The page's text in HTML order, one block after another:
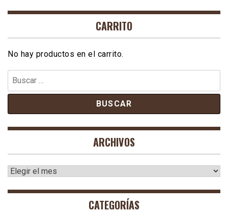
CARRITO
No hay productos en el carrito.
Buscar:
ARCHIVOS
Archivos
CATEGORÍAS